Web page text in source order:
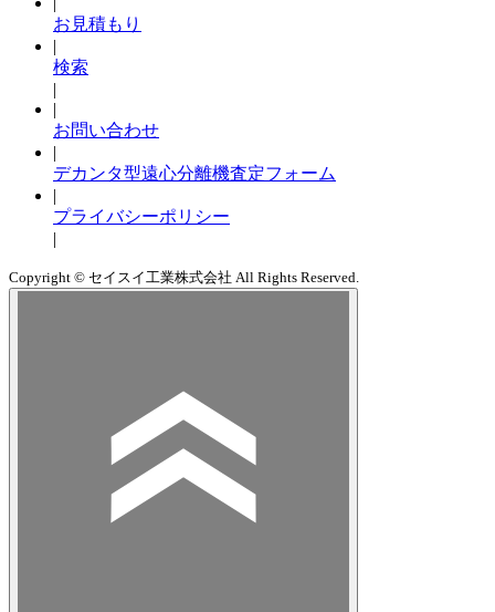
お見積もり
|
検索
|
|
お問い合わせ
|
デカンタ型遠心分離機査定フォーム
|
プライバシーポリシー
|
Copyright © セイスイ工業株式会社 All Rights Reserved.